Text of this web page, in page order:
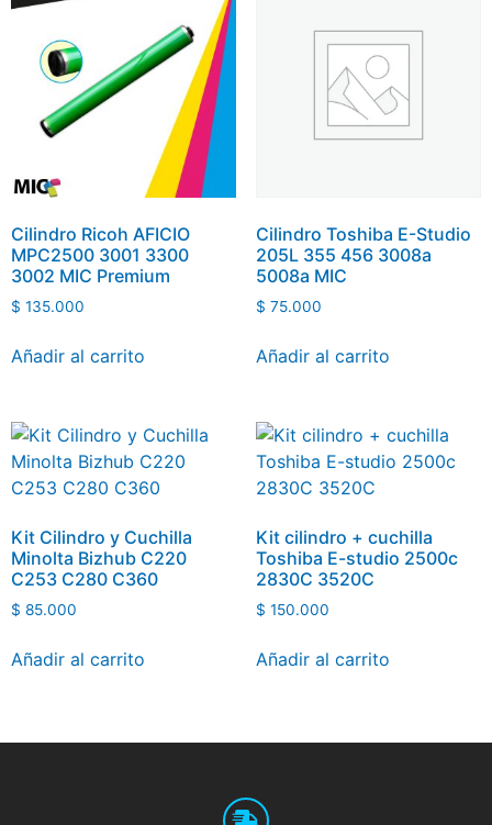
Cilindro Ricoh AFICIO
MPC2500 3001 3300
3002 MIC Premium
$ 135.000
Añadir al carrito
Cilindro Toshiba E-Studio
205L 355 456 3008a
5008a MIC
$ 75.000
Añadir al carrito
Kit Cilindro y Cuchilla
Minolta Bizhub C220
C253 C280 C360
$ 85.000
Añadir al carrito
Kit cilindro + cuchilla
Toshiba E-studio 2500c
2830C 3520C
$ 150.000
Añadir al carrito